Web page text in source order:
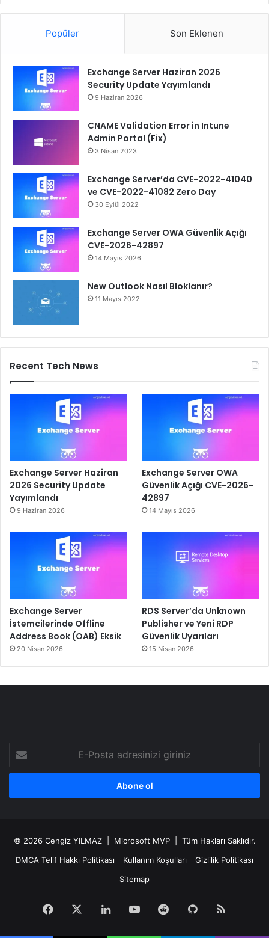
Popüler Son Eklenen
Exchange Server Haziran 2026
Security Update Yayımlandı
9 Haziran 2026
CNAME Validation Error in Intune
Admin Portal (Fix)
3 Nisan 2023
Exchange Server’da CVE-2022-41040
ve CVE-2022-41082 Zero Day
30 Eylül 2022
Exchange Server OWA Güvenlik Açığı
CVE-2026-42897
14 Mayıs 2026
New Outlook Nasıl Bloklanır?
11 Mayıs 2022
Recent Tech News
Exchange Server Haziran
2026 Security Update
Yayımlandı
9 Haziran 2026
Exchange Server OWA
Güvenlik Açığı CVE-2026-
42897
14 Mayıs 2026
Exchange Server
İstemcilerinde Offline
Address Book (OAB) Eksik
20 Nisan 2026
RDS Server’da Unknown
Publisher ve Yeni RDP
Güvenlik Uyarıları
15 Nisan 2026
Posta
adresinizi
© 2026 Cengiz YILMAZ| Microsoft MVP | Tüm Hakları Saklıdır.
DMCA Telif Hakkı Politikası
Kullanım Koşulları
Gizlilik Politikası
Sitemap
Facebook LinkedInYouTubeRedditGitHubRSS